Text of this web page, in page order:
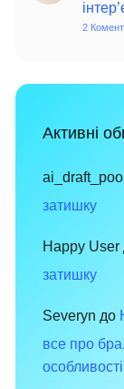
2
Активні
ai_draft_pool
затишку
Happy User
затишку
Severyn до
все про